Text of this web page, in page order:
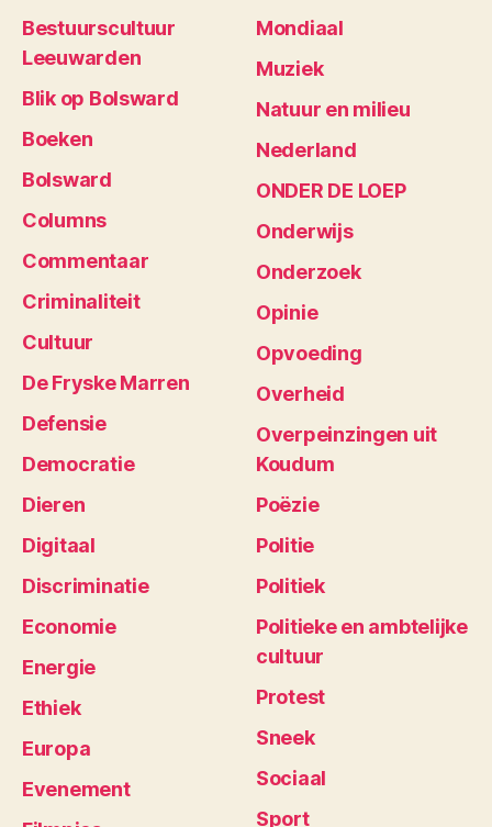
Bestuurscultuur
Leeuwarden
Blik op Bolsward
Boeken
Bolsward
Columns
Commentaar
Criminaliteit
Cultuur
De Fryske Marren
Defensie
Democratie
Dieren
Digitaal
Discriminatie
Economie
Energie
Ethiek
Europa
Evenement
Mondiaal
Muziek
Natuur en milieu
Nederland
ONDER DE LOEP
Onderwijs
Onderzoek
Opinie
Opvoeding
Overheid
Overpeinzingen uit
Koudum
Poëzie
Politie
Politiek
Politieke en ambtelijke
cultuur
Protest
Sneek
Sociaal
Sport